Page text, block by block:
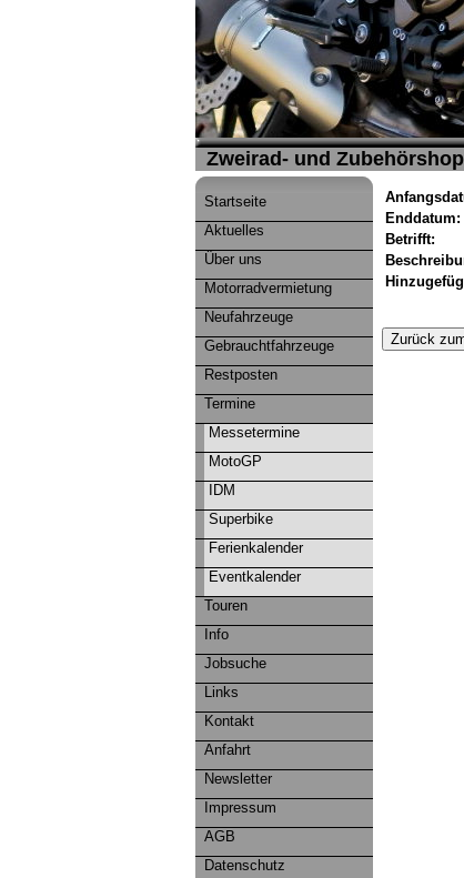
Zweirad- und
Startseite
Aktuelles
Über uns
Motorradvermietung
Neufahrzeuge
Gebrauchtfahrzeuge
Restposten
Termine
Messetermine
MotoGP
IDM
Superbike
Ferienkalender
Eventkalender
Touren
Info
Jobsuche
Links
Kontakt
Anfahrt
Newsletter
Impressum
AGB
Datenschutz
Enddatum:
Betrifft: